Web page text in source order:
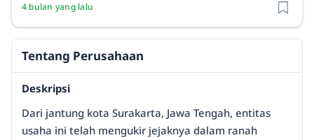
4 bulan yang lalu
Tentang Perusahaan
Deskripsi
Dari jantung kota Surakarta, Jawa Tengah, entitas
usaha ini telah mengukir jejaknya dalam ranah